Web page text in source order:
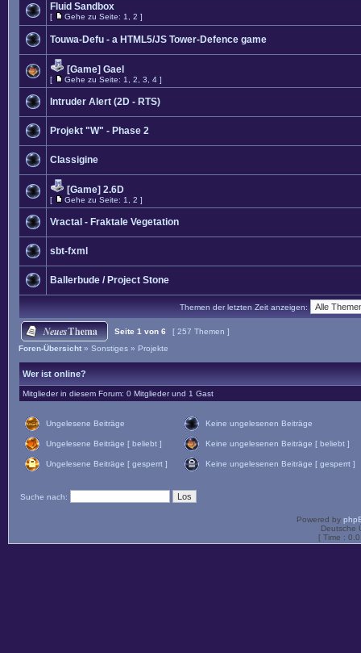
Fluid Sandbox
[ Gehe zu Seite: 1 2 ]
Touwa-Defu - a HTML5/JS Tower-Defence game
[Game] Gael
[ Gehe zu Seite: 1 2 3 4 ]
Intruder Alert (2D - RTS)
Projekt "W" - Phase 2
Classigine
[Game] 2.6D
[ Gehe zu Seite: 1 2 ]
Vractal - Fraktale Vegetation
sbt-fxml
Ballerbude / Project Stone
Themen der letzten Zeit anzeigen:
Seite 1 von 6
[ 257 Themen ]
Foren-Übersicht » Sonstiges » Projekte
Wer ist online?
Mitglieder in diesem Forum: 0 Mitglieder und 1 Gast
Ungelesene Beiträge Keine ungelesenen Beiträge
Ungelesene Beiträge [ beliebt ] Keine ungelesenen Beiträge [ beliebt ]
Ungelesene Beiträge [ gesperrt ] Keine ungelesenen Beiträge [ gesperrt ]
Suche nach:
Powered by
Deutsche
[ Time :